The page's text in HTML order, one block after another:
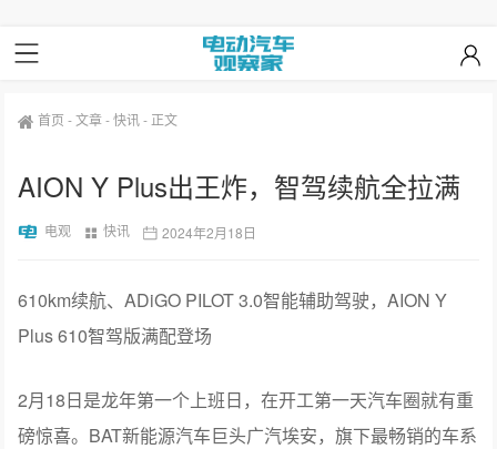
首页 -文章-快讯- 正文
AION Y Plus出王炸，智驾续航全拉满
电观 快讯 2024年2月18日
610km续航、ADiGO PILOT 3.0智能辅助驾驶，AION Y
Plus 610智驾版满配登场
2月18日是龙年第一个上班日，在开工第一天汽车圈就有重
磅惊喜。BAT新能源汽车巨头广汽埃安，旗下最畅销的车系